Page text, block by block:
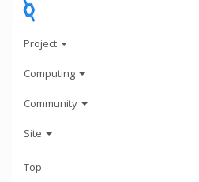
Project
Computing
Community
Site
Top